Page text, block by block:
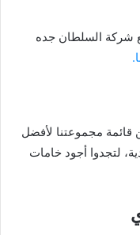
شركة السلطان جده
مجموعتنا لأفضل
لتجدوا أجود خامات